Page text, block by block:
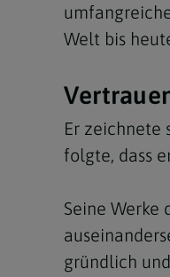
Welt bis
Er zeichnete
folgte, dass
Seine Werke
gründlich